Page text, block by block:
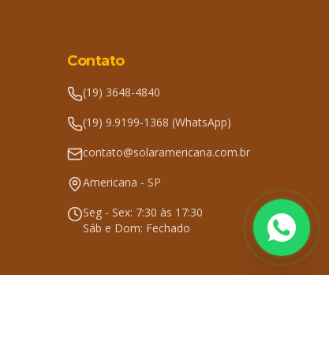
Contato
(19) 3648-4840
(19) 9.9199-1368 (WhatsApp)
contato@solaramericana.com.br
Americana - SP
Seg - Sex: 7:30 às 17:30
Sáb e Dom: Fechado